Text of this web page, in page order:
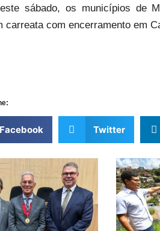
sábado, os municípios de
carreata com encerramento em
Facebook Twitter